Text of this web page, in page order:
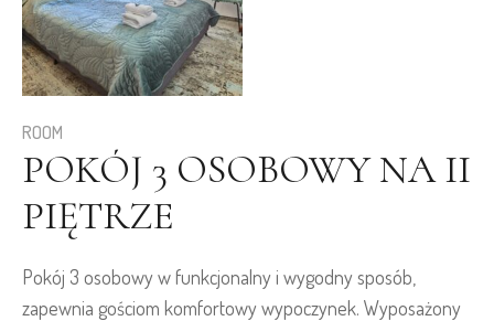
ROOM
POKÓJ 3 OSOBOWY NA II
PIĘTRZE
Pokój 3 osobowy w funkcjonalny i wygodny sposób,
zapewnia gościom komfortowy wypoczynek. Wyposażony